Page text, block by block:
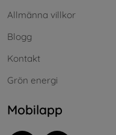
Allmänna villkor
Blogg
Kontakt
Grön energi
Mobilapp